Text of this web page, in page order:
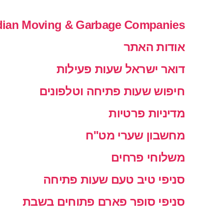
Moving & Garbage Companies
אודות האתר
דואר ישראל שעות פעילות
חיפוש שעות פתיחה וטלפונים
מדיניות פרטיות
מחשבון שערי מט"ח
משלוחי פרחים
סניפי טיב טעם שעות פתיחה
סניפי סופר פארם פתוחים בשבת